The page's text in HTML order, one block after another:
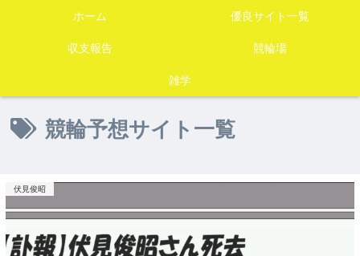
ホーム 優良サイト一覧
収支報告 競輪場
雑学
競輪予想サイト一覧
伏見俊昭